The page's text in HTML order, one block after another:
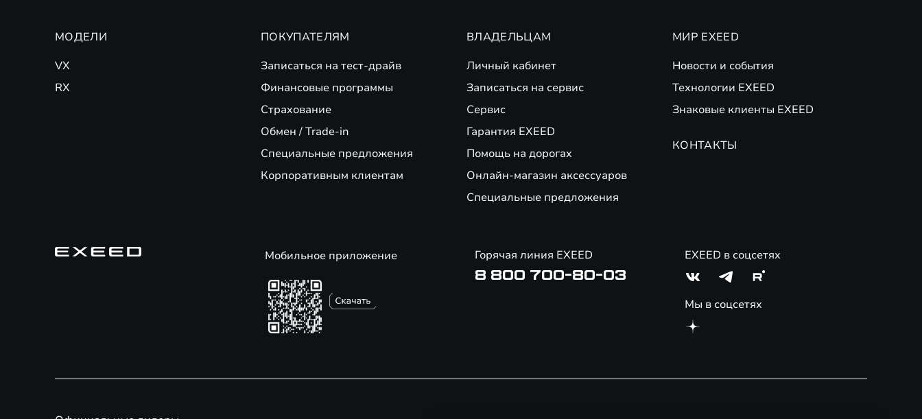
МОДЕЛИ
VX
RX
ПОКУПАТЕЛЯМ
Записаться на тест-драйв
Финансовые программы
Страхование
Обмен / Trade-in
Специальные предложения
Корпоративным клиентам
ВЛАДЕЛЬЦАМ
Личный кабинет
Записаться на сервис
Сервис
Гарантия EXEED
Помощь на дорогах
Онлайн-магазин аксессуаров
Специальные предложения
МИР EXEED
Новости и события
Технологии EXEED
Знаковые клиенты EXEED
КОНТАКТЫ
Мобильное приложение Горячая линия EXEED
8 800 700-80-03
EXEED в соцсетях
Мы в соцсетях